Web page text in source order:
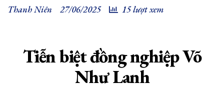
Thanh Niên 27/06/2025 15 lượt xem
Tiễn biệt đồng nghiệp Võ
Như Lanh